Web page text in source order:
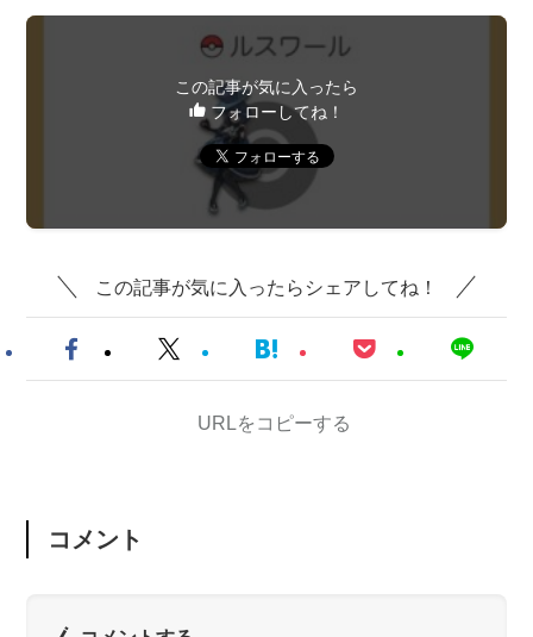
この記事が気に入ったら
フォローしてね！
この記事が気に入ったらシェアしてね！
URLをコピーする
コメント